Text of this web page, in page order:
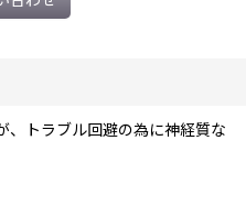
、トラブル回避の為に神経質な